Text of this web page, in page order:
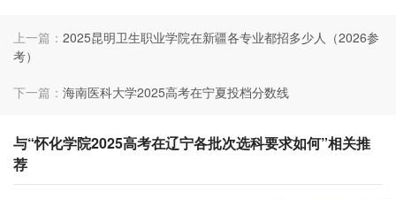
上一篇： 2025昆明卫生职业学院在新疆各专业都招多少人（2026参
考）
下一篇： 海南医科大学2025高考在宁夏投档分数线
与“怀化学院2025高考在辽宁各批次选科要求如何”相关推
荐